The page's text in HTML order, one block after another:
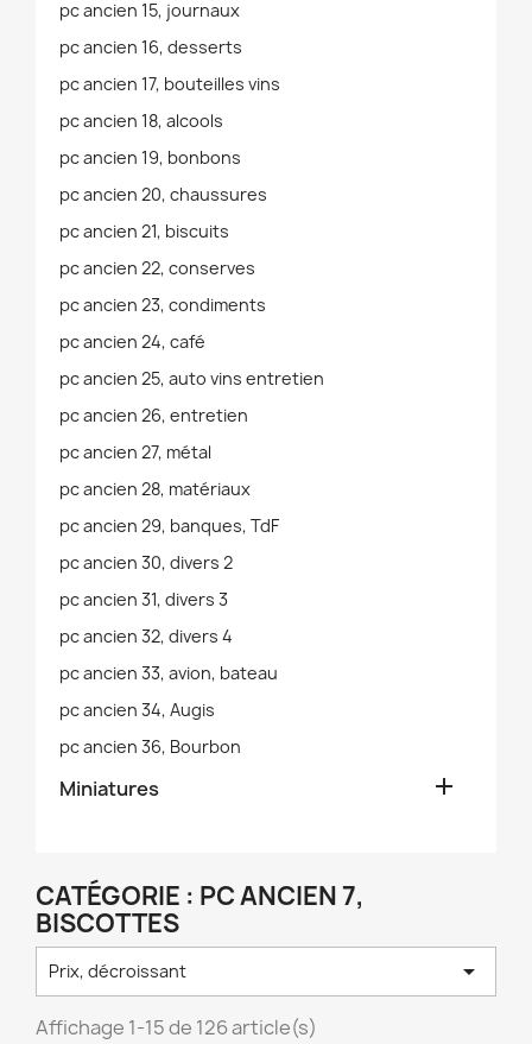
pc ancien 15, journaux
pc ancien 16, desserts
pc ancien 17, bouteilles vins
pc ancien 18, alcools
pc ancien 19, bonbons
pc ancien 20, chaussures
pc ancien 21, biscuits
pc ancien 22, conserves
pc ancien 23, condiments
pc ancien 24, café
pc ancien 25, auto vins entretien
pc ancien 26, entretien
pc ancien 27, métal
pc ancien 28, matériaux
pc ancien 29, banques, TdF
pc ancien 30, divers 2
pc ancien 31, divers 3
pc ancien 32, divers 4
pc ancien 33, avion, bateau
pc ancien 34, Augis
pc ancien 36, Bourbon
Miniatures 
CATÉGORIE : PC ANCIEN 7,
BISCOTTES
Prix, décroissant 
Affichage 1-15 de 126 article(s)